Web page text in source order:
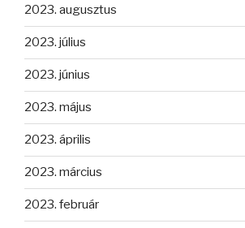
2023. augusztus
2023. július
2023. június
2023. május
2023. április
2023. március
2023. február